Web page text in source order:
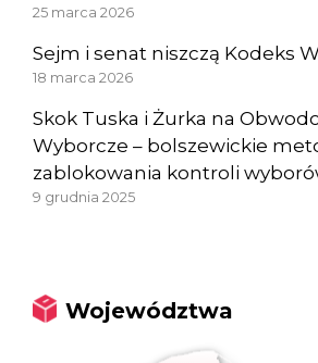
25 marca 2026
Sejm i senat niszczą Kodeks
18 marca 2026
Skok Tuska i Żurka na
Wyborcze – bolszewickie
zablokowania kontroli
9 grudnia 2025
Województwa